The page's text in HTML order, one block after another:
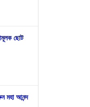
ছোট
মহা আনন্দ